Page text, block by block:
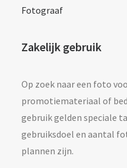
Fotograaf
Zakelijk gebruik
Op zoek naar een foto
promotiemateriaal of
gebruik gelden speciale
gebruiksdoel en aantal
plannen zijn.